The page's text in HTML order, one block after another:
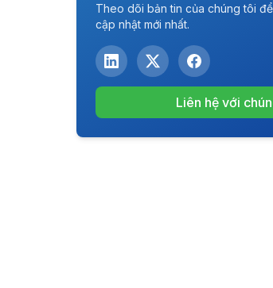
Theo dõi bản tin của chúng tôi
cập nhật mới nhất.
Liên hệ với